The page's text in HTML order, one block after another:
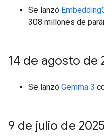
Se lanzó
308 millones de
14 de agosto de
Se lanzó Gemma 3
9 de julio de 2025